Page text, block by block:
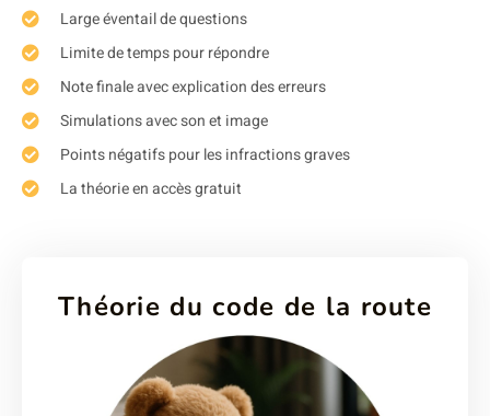
Large éventail de questions
Limite de temps pour répondre
Note finale avec explication des erreurs
Simulations avec son et image
Points négatifs pour les infractions graves
La théorie en accès gratuit
Théorie du code de la route